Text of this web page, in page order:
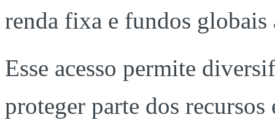
renda fixa e fundos globais
Esse acesso permite
proteger parte dos recursos